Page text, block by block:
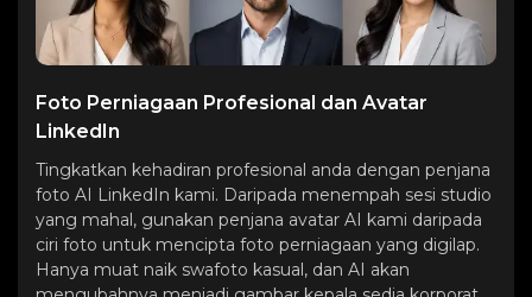
Foto Perniagaan Profesional dan Avatar
LinkedIn
Tingkatkan kehadiran profesional anda dengan penjana
foto AI LinkedIn kami. Daripada menempah sesi studio
yang mahal, gunakan penjana avatar AI kami daripada
ciri foto untuk mencipta foto perniagaan yang digilap.
Hanya muat naik swafoto kasual, dan AI akan